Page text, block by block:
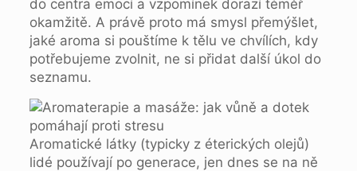
do centra emocí a vzpomínek dorazí téměř
okamžitě. A právě proto má smysl přemýšlet,
jaké aroma si pouštíme k tělu ve chvílích, kdy
potřebujeme zvolnit, ne si přidat další úkol do
seznamu.
Aromatické látky (typicky z éterických olejů)
lidé používají po generace, jen dnes se na ně